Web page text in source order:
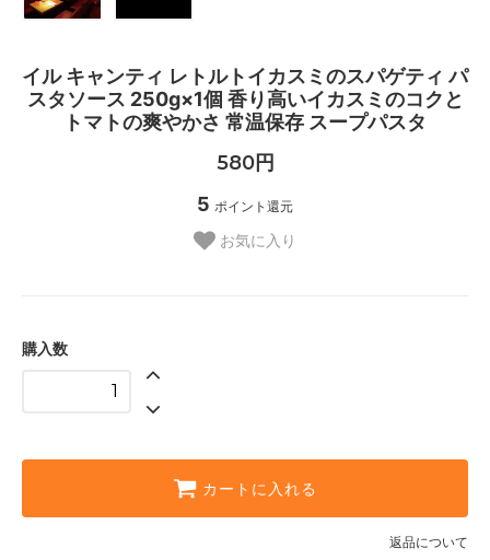
イル キャンティ レトルトイカスミのスパゲティ パ
スタソース 250g×1個 香り高いイカスミのコクと
トマトの爽やかさ 常温保存 スープパスタ
580円
5 ポイント還元
お気に入り
購入数
カートに入れる
返品について